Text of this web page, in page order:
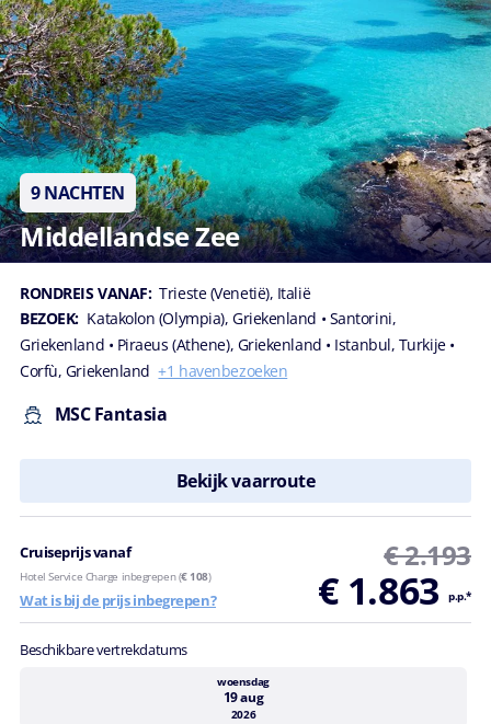
9 NACHTEN
Middellandse Zee
RONDREIS VANAF: Trieste (Venetië), Italië
BEZOEK: Katakolon (Olympia), Griekenland • Santorini,
Griekenland • Piraeus (Athene), Griekenland • Istanbul, Turkije •
Corfù, Griekenland +1 havenbezoeken
MSC Fantasia
Bekijk vaarroute
Cruiseprijs vanaf € 2.193
€ 1.863 p.p.*
Hotel Service Charge inbegrepen (€ 108)
Wat is bij de prijs inbegrepen?
Beschikbare vertrekdatums
woensdag
19 aug
2026